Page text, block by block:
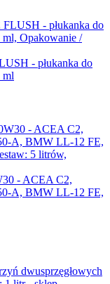
- płukanka do
ml
- ACEA C2,
A, BMW LL-12 FE,